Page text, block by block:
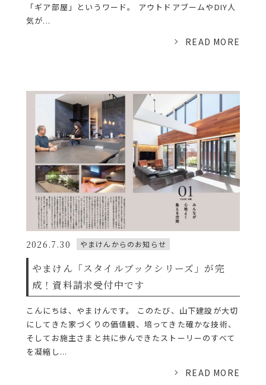
「ギア部屋」というワード。 アウトドアブームやDIY人
気が...
READ MORE
2026.7.30 やまけんからのお知らせ
やまけん「スタイルブックシリーズ」が完
成！資料請求受付中です
こんにちは、やまけんです。 このたび、山下建設が大切
にしてきた家づくりの価値観、培ってきた確かな技術、
そしてお施主さまと共に歩んできたストーリーのすべて
を凝縮し...
READ MORE